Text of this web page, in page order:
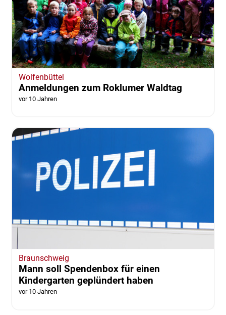
Wolfenbüttel
Anmeldungen zum Roklumer Waldtag
vor 10 Jahren
Braunschweig
Mann soll Spendenbox für einen
Kindergarten geplündert haben
vor 10 Jahren